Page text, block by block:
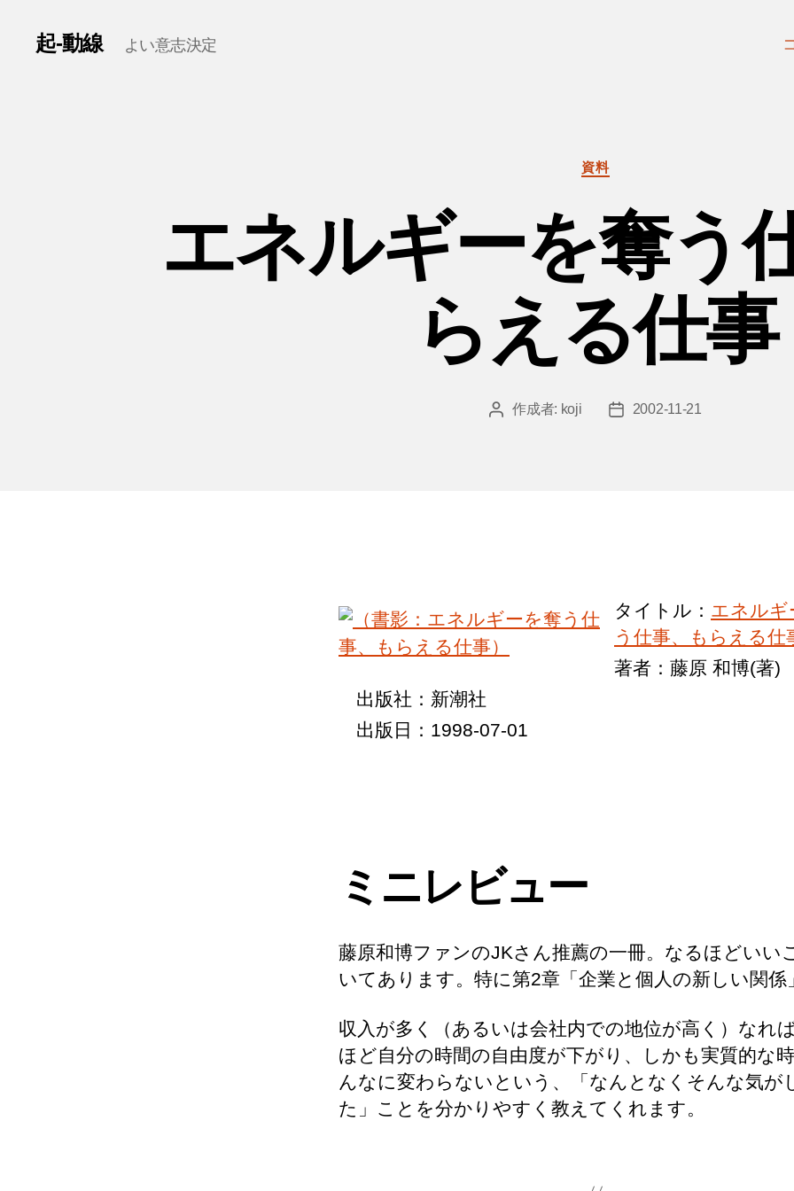
起-動線 よい意志決定
カ
テ
リ
ー
資料
エネルギーを奪う
らえる仕事
投 作成者: koji
投
2002-11-21
タイトル： エネルギ
う仕事、もらえる仕
著者：藤原 和博(著)
出版社：新潮社
出版日：1998-07-01
ミニレビュー
藤原和博ファンのJKさん推薦の一冊。なるほどいい
いてあります。特に第2章「企業と個人の新しい関係
収入が多く（あるいは会社内での地位が高く）なれ
ほど自分の時間の自由度が下がり、しかも実質的な
んなに変わらないという、「なんとなくそんな気が
た」ことを分かりやすく教えてくれます。